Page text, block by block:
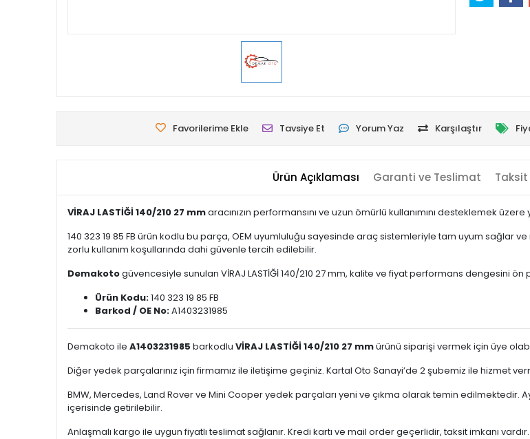
Favorilerime Ekle Tavsiye Et Yorum Yaz Karşılaştır
Ürün Açıklaması Garanti ve Teslimat Taksit
VİRAJ LASTİĞİ 140/210 27 mmaracınızın performansını ve uzun ömürlü kullanımını desteklemek
140 323 19 85 FB ürün kodlu bu parça, OEM uyumluluğu sayesinde araç sistemleriyle tam uyum sağlar
zorlu kullanım koşullarında dahi güvenle tercih edilebilir.
Demakotogüvencesiyle sunulan VİRAJ LASTİĞİ 140/210 27 mm, kalite ve fiyat performans dengesini
Ürün Kodu:140 323 19 85 FB
Barkod / OE No:A1403231985
Demakoto ile A1403231985 barkodlu VİRAJ LASTİĞİ 140/210 27 mmürünü siparişi vermek için üye
Diğer yedek parçalarınız için firmamız ile iletişime geçiniz. Kartal Oto Sanayi’de 2 şubemiz ile hizmet
BMW, Mercedes, Land Rover ve Mini Cooper yedek parçaları yeni ve çıkma olarak temin edilmektedir.
içerisinde getirilebilir.
Anlaşmalı kargo ile uygun fiyatlı teslimat sağlanır. Kredi kartı ve mail order geçerlidir, taksit imkanı vardır.